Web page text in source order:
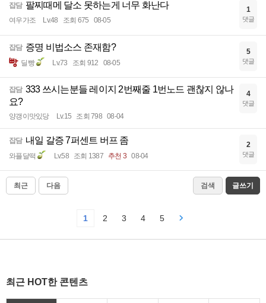
잡담 팔찌때메 달소 못하는게 너무 화난다
여우가조 Lv.48 조회 675 08-05
1
댓글
잡담 증명 비법소스 존재함?
딜빵 Lv.73 조회 912 08-05
5
댓글
잡담 333 쓰시는분들 레이지 2번째줄 1번노드 괜찮지 않나
요?
양갱이맛있당 Lv.15 조회 798 08-04
4
댓글
잡담 내일 갈증 7퍼센트 버프 좀
와플달떡 Lv.58 조회 1387 추천 3 08-04
2
댓글
최근 다음 검색 글쓰기
1 2 3 4 5
최근 HOT한 콘텐츠